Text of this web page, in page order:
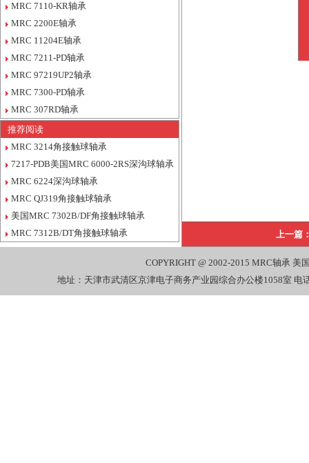
MRC 7110-KR轴承
MRC 2200E轴承
MRC 11204E轴承
MRC 7211-PD轴承
MRC 97219UP2轴承
MRC 7300-PD轴承
MRC 307RD轴承
推荐阅读
MRC 3214角接触球轴承
7217-PDB美国MRC 6000-2RS深沟球轴承
MRC 6224深沟球轴承
MRC QJ319角接触球轴承
美国MRC 7302B/DF角接触球轴承
MRC 7312B/DT角接触球轴承
上一篇
COPYRIGHT @ 2002-2015 MRC轴承 美
地址：天津市武清区京津电子商务产业园综合办公楼1058室 电